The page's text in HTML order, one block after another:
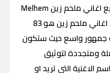
اغاني ملحم زين : نقدم لكم زوارنا الكرام جميع اغاني ملحم زين Melhem
Zein songs القديمة والجديدة علماً ان عدد اغاني ملحم زين هو 83
جمهور واسع حيث ستكون
ومتجددة لتوثيق
الاغنية التي تريد او